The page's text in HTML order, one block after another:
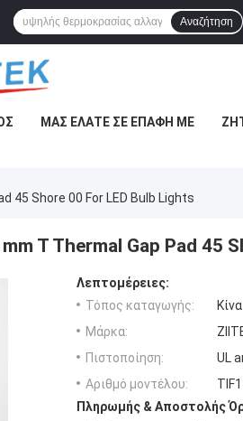
Αναζήτηση
ΜΑΣ ΕΛΆΤΕ ΣΕ ΕΠΑΦΉ ΜΕ
45 Shore 00 For LED Bulb Lights
T Thermal Gap Pad 45
Λεπτομέρειες:
Τόπος καταγωγής:
Κίνα
Μάρκα:
Πιστοποίηση:
UL
Αριθμό μοντέλου:
Πληρωμής & Αποστολής